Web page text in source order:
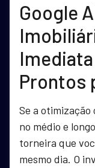
Google
Prontos
Se a
no médio e
torneira que
mesmo dia. O